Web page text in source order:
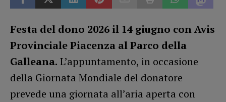
Festa del dono 2026 il 14 giugno con Avis
Provinciale Piacenza al Parco della
Galleana. L’appuntamento, in occasione
della Giornata Mondiale del donatore
prevede una giornata all’aria aperta con